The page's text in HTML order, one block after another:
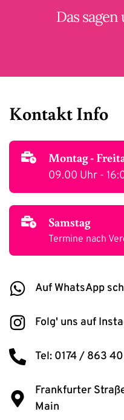
Das
Kontakt Info
Montag -
09.00 Uhr -
Samstag
Termine nach
Auf WhatsApp
Folg' uns auf
Tel: 0174 / 863
Frankfurter
Main